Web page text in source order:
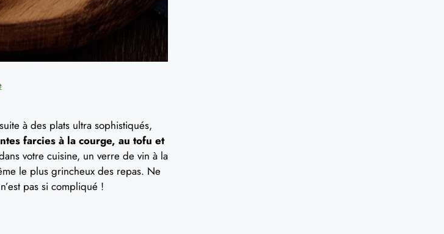
à des plats ultra sophistiqués,
farcies à la courge, au tofu et
votre cuisine, un verre de vin à la
le plus grincheux des repas. Ne
pas si compliqué !